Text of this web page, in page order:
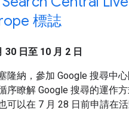
標誌
30 日至 10 月 2 日
隆納，參加 Google 搜尋中
序瞭解 Google 搜尋的運作
可以在 7 月 28 日前申請在活